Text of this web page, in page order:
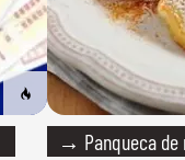
→ Panqueca de